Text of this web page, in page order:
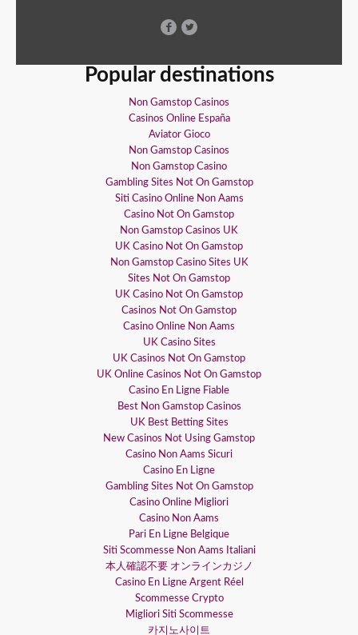
Popular destinations
Non Gamstop Casinos
Casinos Online España
Aviator Gioco
Non Gamstop Casinos
Non Gamstop Casino
Gambling Sites Not On Gamstop
Siti Casino Online Non Aams
Casino Not On Gamstop
Non Gamstop Casinos UK
UK Casino Not On Gamstop
Non Gamstop Casino Sites UK
Sites Not On Gamstop
UK Casino Not On Gamstop
Casinos Not On Gamstop
Casino Online Non Aams
UK Casino Sites
UK Casinos Not On Gamstop
UK Online Casinos Not On Gamstop
Casino En Ligne Fiable
Best Non Gamstop Casinos
UK Best Betting Sites
New Casinos Not Using Gamstop
Casino Non Aams Sicuri
Casino En Ligne
Gambling Sites Not On Gamstop
Casino Online Migliori
Casino Non Aams
Pari En Ligne Belgique
Siti Scommesse Non Aams Italiani
本人確認不要 オンラインカジノ
Casino En Ligne Argent Réel
Scommesse Crypto
Migliori Siti Scommesse
카지노사이트